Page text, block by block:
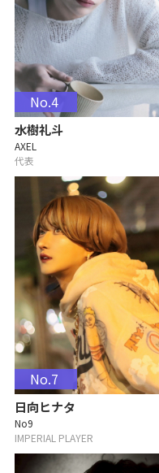
No.4
水樹礼斗
AXEL
代表
No.7
日向ヒナタ
No9
IMPERIAL PLAYER